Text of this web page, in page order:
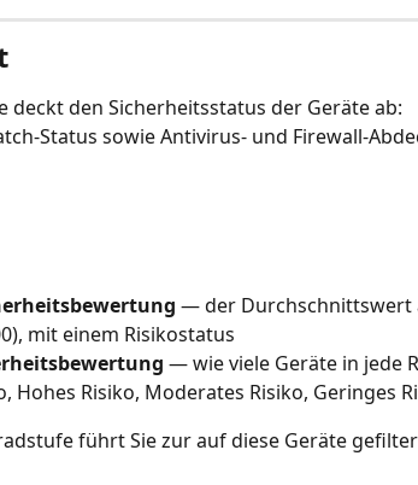
deckt den Sicherheitsstatus der Geräte ab:
Status sowie Antivirus- und Firewall-
— der Durchschnittswert
mit einem Risikostatus
— wie viele Geräte in jede
Hohes Risiko, Moderates Risiko, Geringes
führt Sie zur auf diese Geräte